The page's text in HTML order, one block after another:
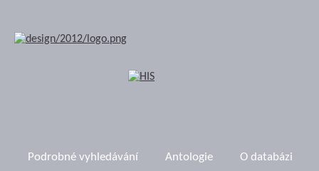
Podrobné vyhledávání Antologie O databázi